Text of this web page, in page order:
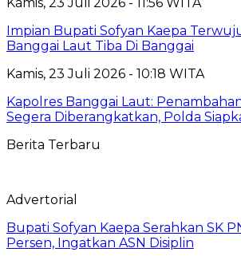
Impian Bupati Sofyan Kaepa
Banggai Laut Tiba Di Banggai
Kamis, 23 Juli 2026 - 10:18 WITA
Kapolres Banggai Laut:
Segera Diberangkatkan, Polda
Berita Terbaru
Advertorial
Bupati Sofyan Kaepa Serahkan SK
Persen, Ingatkan ASN Disiplin